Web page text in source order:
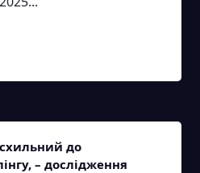
до
– дослідження